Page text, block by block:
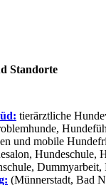
Standorte
tierärztliche
und mobile
Hundeschule,
(Münnerstadt, Bad